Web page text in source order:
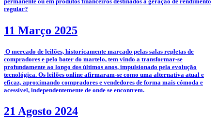
regular?
11 Março 2025
­­­­ O mercado de leilões, historicamente marcado pelas salas repletas de
compradores e pelo bater do martelo, tem vindo a transformar-se
profundamente ao longo dos últimos anos, impulsionado pela evolução
tecnológica. Os leilões online afirmaram-se como uma alternativa atual e
eficaz, aproximando compradores e vendedores de forma mais cómoda e
acessível, independentemente de onde se encontrem.
21 Agosto 2024